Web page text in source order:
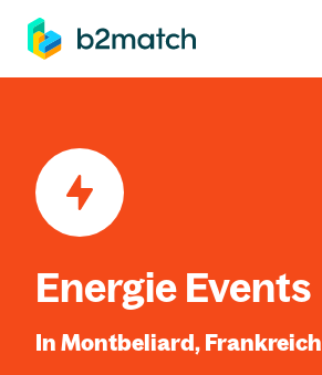
springen
Energie Events
In Montbeliard, Frankreich